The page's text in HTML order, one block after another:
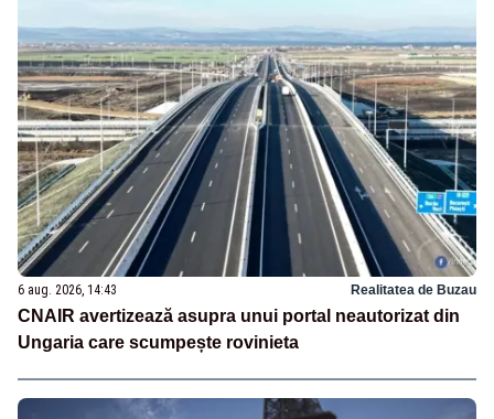
6 aug. 2026, 14:43 Realitatea de Buzau
CNAIR avertizează asupra unui portal neautorizat din
Ungaria care scumpește rovinieta